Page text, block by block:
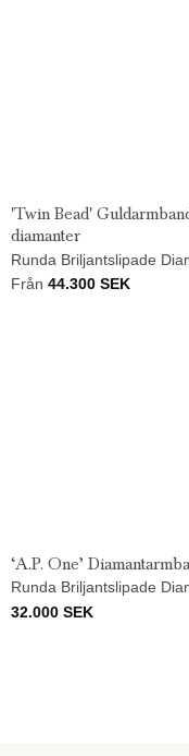
'Twin Bead'
diamanter
Runda Briljantslipade
Från 44.300 SEK
‘A.P. One’
Runda Briljantslipade
32.000 SEK